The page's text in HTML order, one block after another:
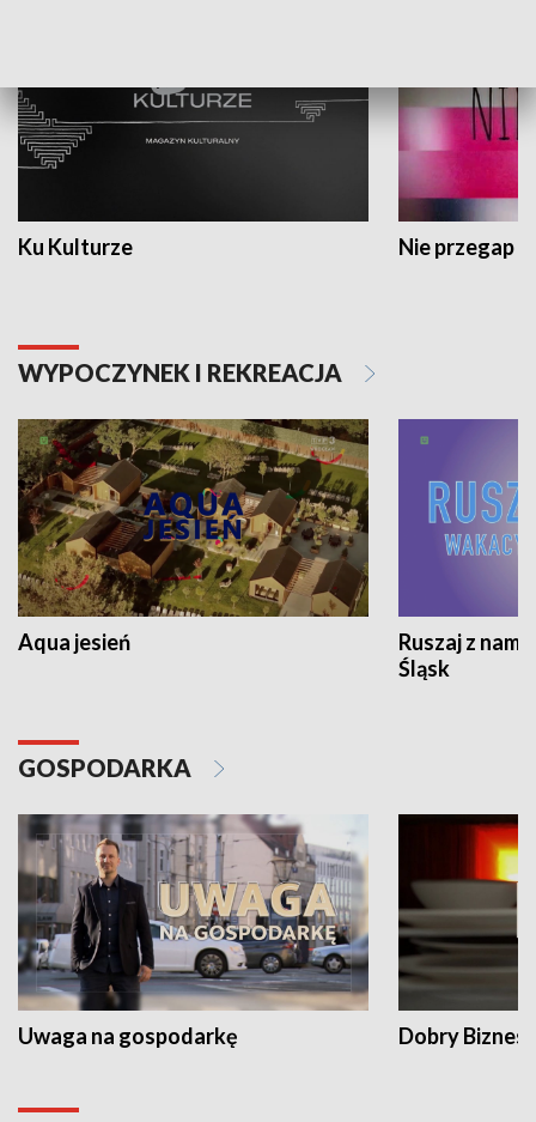
Ku Kulturze Nie przegap
WYPOCZYNEK I REKREACJA
Aqua jesień
Ruszaj z
Śląsk
GOSPODARKA
Uwaga na gospodarkę Dobry Biznes